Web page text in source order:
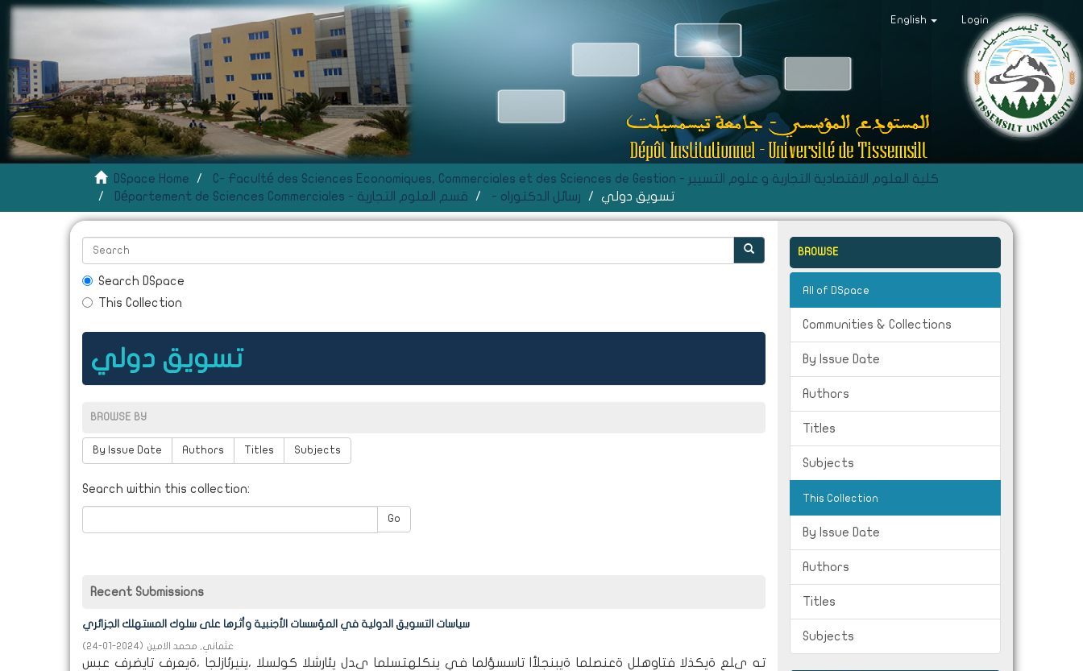
English Login
DSpace Home
C- Faculté des Sciences Economiques, Commerciales et des Sciences de Gestion - كلية العلوم الاقتصادية التجارية و علوم التسيير
Département de Sciences Commerciales - قسم العلوم التجارية
- رسائل الدكتوراه تسويق دولي
Search DSpace
This Collection
تسويق دولي
BROWSE BY
By Issue Date Authors Titles Subjects
Search within this collection:
Go
Recent Submissions
سياسات التسويق الدولية في المؤسسات الأجنبية وأثرها على سلوك المستهلك الجزائري
عثماني, محمد الامين (
2024-01-24
)
ته ىلع ةيكذلا فتاوهلل ةعنصلما ةيبنجلأا تاسسؤلما في ينكلهتسلما ىدل يئارشلا كولسلا ،ينيرئازلجا ،ةيعرف تايضرف عبس
BROWSE
All of DSpace
Communities & Collections
By Issue Date
Authors
Titles
Subjects
This Collection
By Issue Date
Authors
Titles
Subjects